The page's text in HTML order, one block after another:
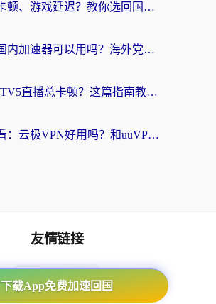
海外追剧卡顿、游戏延迟？教你选回国加速器，附免费加速器试用一小时福利
国外连回国内加速器可以用吗？海外党亲测实用指南，解决追剧游戏卡顿难题
海外看CCTV5直播总卡顿？这篇指南教你选对回国加速器，无缝刷国内资源
海外党必看：云极VPN好用吗？和uuVPN对比哪个回国效果更好？附真实体验+避坑指南
下载App免费加速回国
友情链接
海外回国加速器